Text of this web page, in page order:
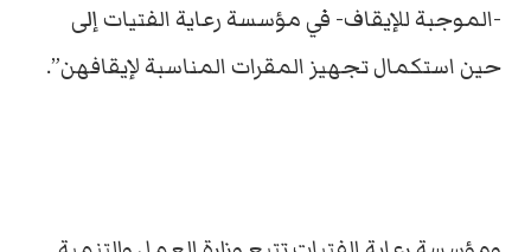
-الموجبة للإيقاف- في مؤسسة رعاية الفتيات إلى
حين استكمال تجهيز المقرات المناسبة لإيقافهن”.